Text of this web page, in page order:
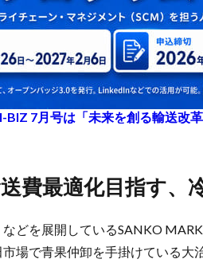
BIZ 7月号は「未来を創る輸送改
送費最適化目指す
どを展開しているSANKO
場で青果仲卸を手掛けている大